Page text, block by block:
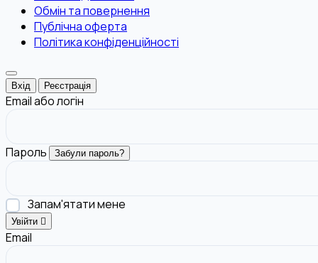
Обмін та повернення
Публічна оферта
Політика конфіденційності
Вхід Реєстрація
Email або логін
Пароль Забули пароль?
Запам'ятати мене
Увійти
Email